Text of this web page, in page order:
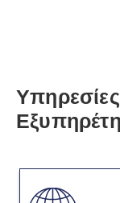
Υπηρεσίες